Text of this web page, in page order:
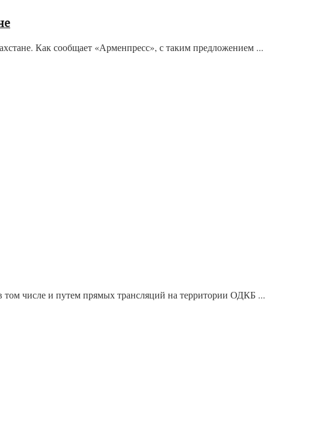
Как сообщает «Арменпресс», с таким предложением ...
том числе и путем прямых трансляций на территории ОДКБ ...